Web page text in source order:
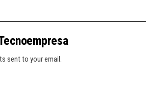
sent to your email.